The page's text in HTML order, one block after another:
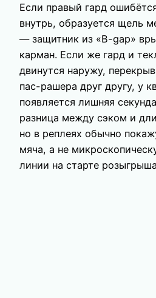
Если правый гард
внутрь, образуется щель
— защитник из «B-gap»
карман. Если же гард и
двинутся наружу,
пас-рашера друг другу, у
появляется лишняя
разница между сэком и
но в реплеях обычно
мяча, а не
линии на старте